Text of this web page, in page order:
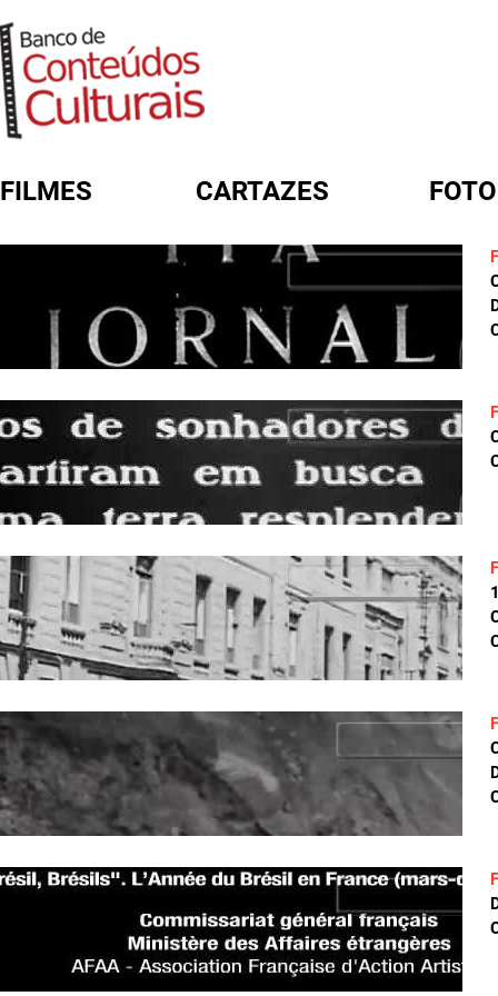
FILMES CARTAZES
FORMULÁRIO DE BUSCA